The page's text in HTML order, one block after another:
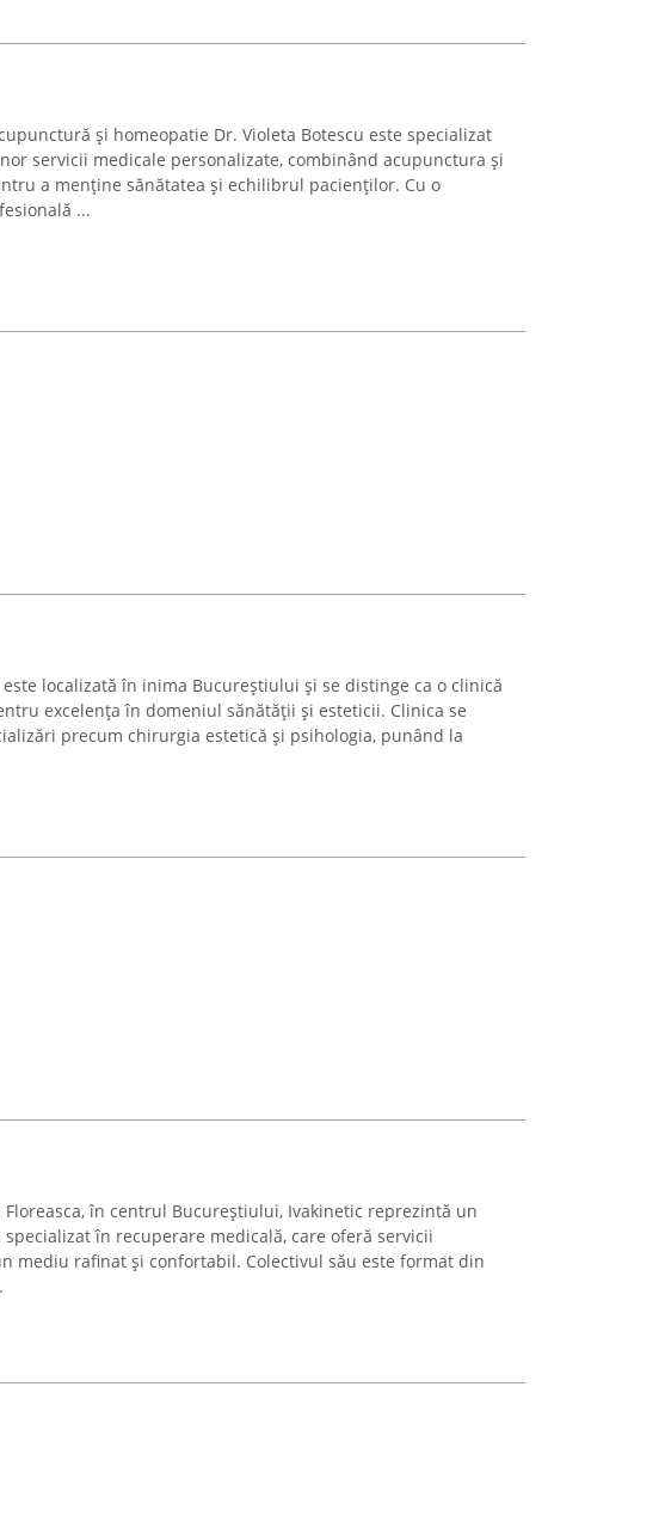
și homeopatie Dr. Violeta Botescu este specializat
servicii medicale personalizate, combinând acupunctura și
a menține sănătatea și echilibrul pacienților. Cu o
...
localizată în inima Bucureștiului și se distinge ca o clinică
excelența în domeniul sănătății și esteticii. Clinica se
precum chirurgia estetică și psihologia, punând la
Floreasca, în centrul Bucureștiului, Ivakinetic reprezintă un
în recuperare medicală, care oferă servicii
mediu rafinat și confortabil. Colectivul său este format din